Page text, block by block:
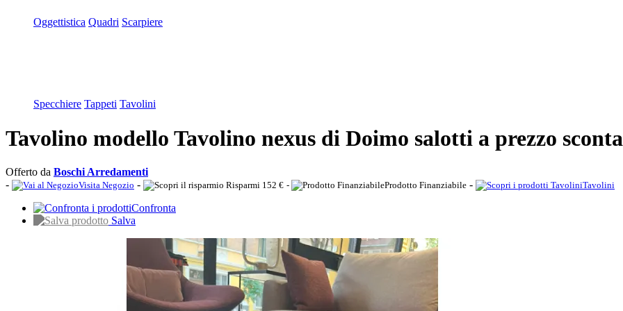
Oggettistica Quadri Scarpiere
Specchiere Tappeti Tavolini
Tavolino modello Tavolino nexus di Doimo salotti a prezzo
Offerto da Boschi Arredamenti
-
Visita Negozio - Risparmi 152 € - Prodotto Finanziabile - Tavolini
Confronta
Salva